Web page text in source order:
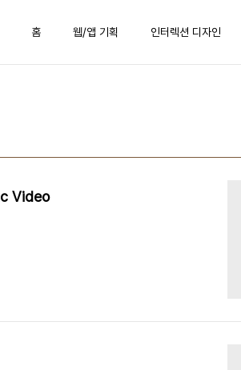
홈 웹/앱 기획 인터렉션 디자인
Video